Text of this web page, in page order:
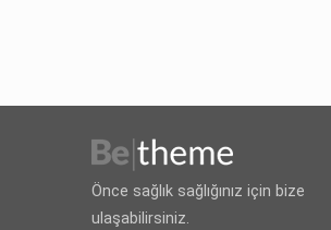
Önce sağlık sağlığınız için bize
ulaşabilirsiniz.